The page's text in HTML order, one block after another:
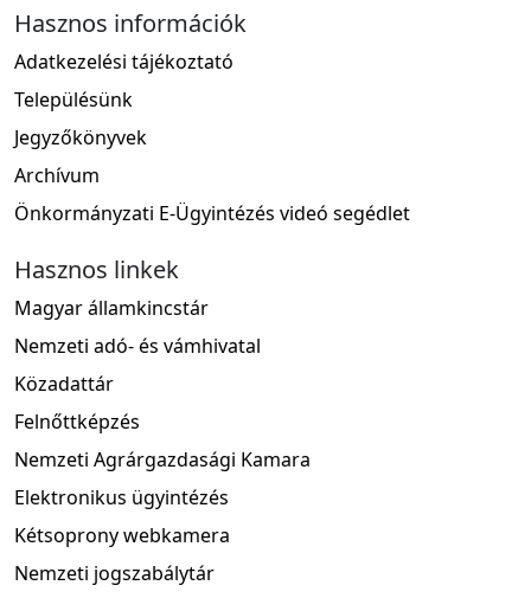
Hasznos információk
Adatkezelési tájékoztató
Településünk
Jegyzőkönyvek
Archívum
Önkormányzati E-Ügyintézés videó segédlet
Hasznos linkek
Magyar államkincstár
Nemzeti adó- és vámhivatal
Közadattár
Felnőttképzés
Nemzeti Agrárgazdasági Kamara
Elektronikus ügyintézés
Kétsoprony webkamera
Nemzeti jogszabálytár